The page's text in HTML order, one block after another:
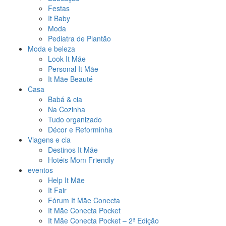
Festas
It Baby
Moda
Pediatra de Plantão
Moda e beleza
Look It Mãe
Personal It Mãe
It Mãe Beauté
Casa
Babá & cia
Na Cozinha
Tudo organizado
Décor e Reforminha
Viagens e cia
Destinos It Mãe
Hotéis Mom Friendly
eventos
Help It Mãe
It Fair
Fórum It Mãe Conecta
It Mãe Conecta Pocket
It Mãe Conecta Pocket – 2ª Edição